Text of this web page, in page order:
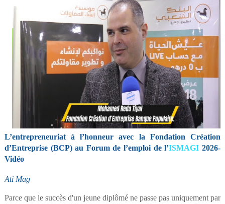
L’entrepreneuriat à l’honneur avec la Fondation Création
d’Entreprise (BCP) au Forum de l’emploi de l’ISMAGI 2026-
Vidéo
Ati Mag
Parce que le succès d'un jeune diplômé ne passe pas uniquement par